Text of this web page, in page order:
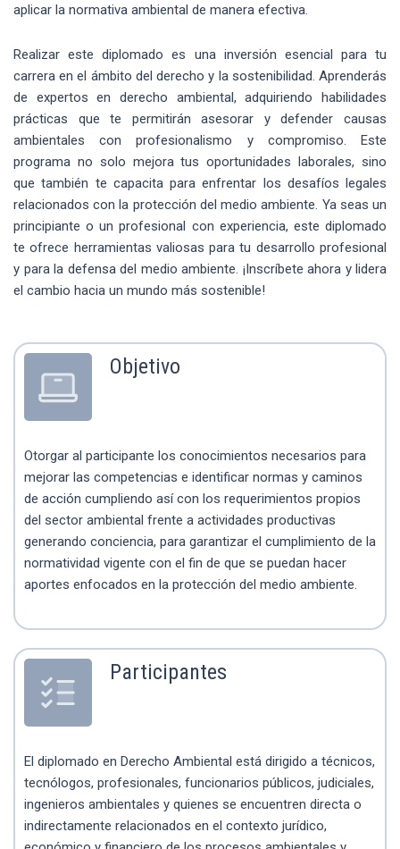
aplicar la normativa ambiental de manera efectiva.
Realizar este diplomado es una inversión esencial para tu
carrera en el ámbito del derecho y la sostenibilidad. Aprenderás
de expertos en derecho ambiental, adquiriendo habilidades
prácticas que te permitirán asesorar y defender causas
ambientales con profesionalismo y compromiso. Este
programa no solo mejora tus oportunidades laborales, sino
que también te capacita para enfrentar los desafíos legales
relacionados con la protección del medio ambiente. Ya seas un
principiante o un profesional con experiencia, este diplomado
te ofrece herramientas valiosas para tu desarrollo profesional
y para la defensa del medio ambiente. ¡Inscríbete ahora y lidera
el cambio hacia un mundo más sostenible!
Objetivo
Otorgar al participante los conocimientos necesarios para
mejorar las competencias e identificar normas y caminos
de acción cumpliendo así con los requerimientos propios
del sector ambiental frente a actividades productivas
generando conciencia, para garantizar el cumplimiento de la
normatividad vigente con el fin de que se puedan hacer
aportes enfocados en la protección del medio ambiente.
Participantes
El diplomado en Derecho Ambiental está dirigido a técnicos,
tecnólogos, profesionales, funcionarios públicos, judiciales,
ingenieros ambientales y quienes se encuentren directa o
indirectamente relacionados en el contexto jurídico,